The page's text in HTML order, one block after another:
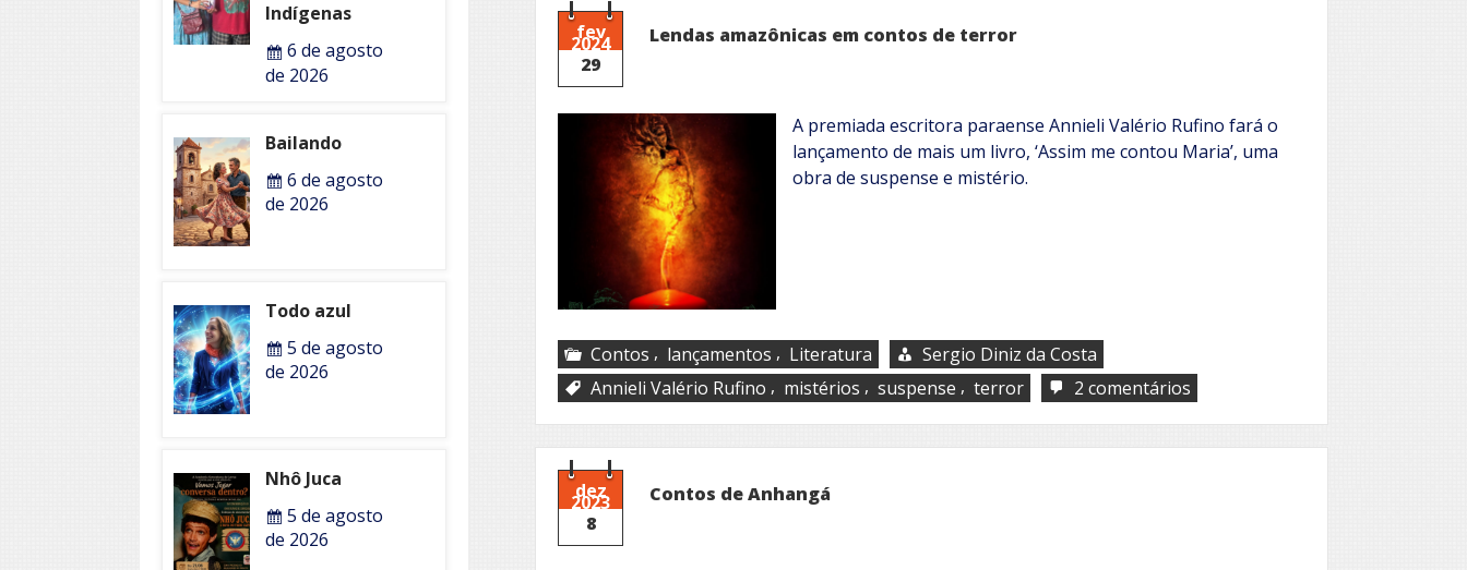
fev
2024
29
Lendas amazônicas em contos de terror
A premiada escritora paraense Annieli Valério Rufino fará o
lançamento de mais um livro, ‘Assim me contou Maria’, uma
obra de suspense e mistério.
Contos , lançamentos , Literatura
Sergio Diniz da Costa
Annieli Valério Rufino , mistérios , suspense , terror 2 comentários
Lendas
amazônicas
em
dez
2023
8
Contos de Anhangá
Indígenas
6 de agosto
de 2026
Bailando
6 de agosto
de 2026
Todo azul
5 de agosto
de 2026
Nhô Juca
5 de agosto
de 2026